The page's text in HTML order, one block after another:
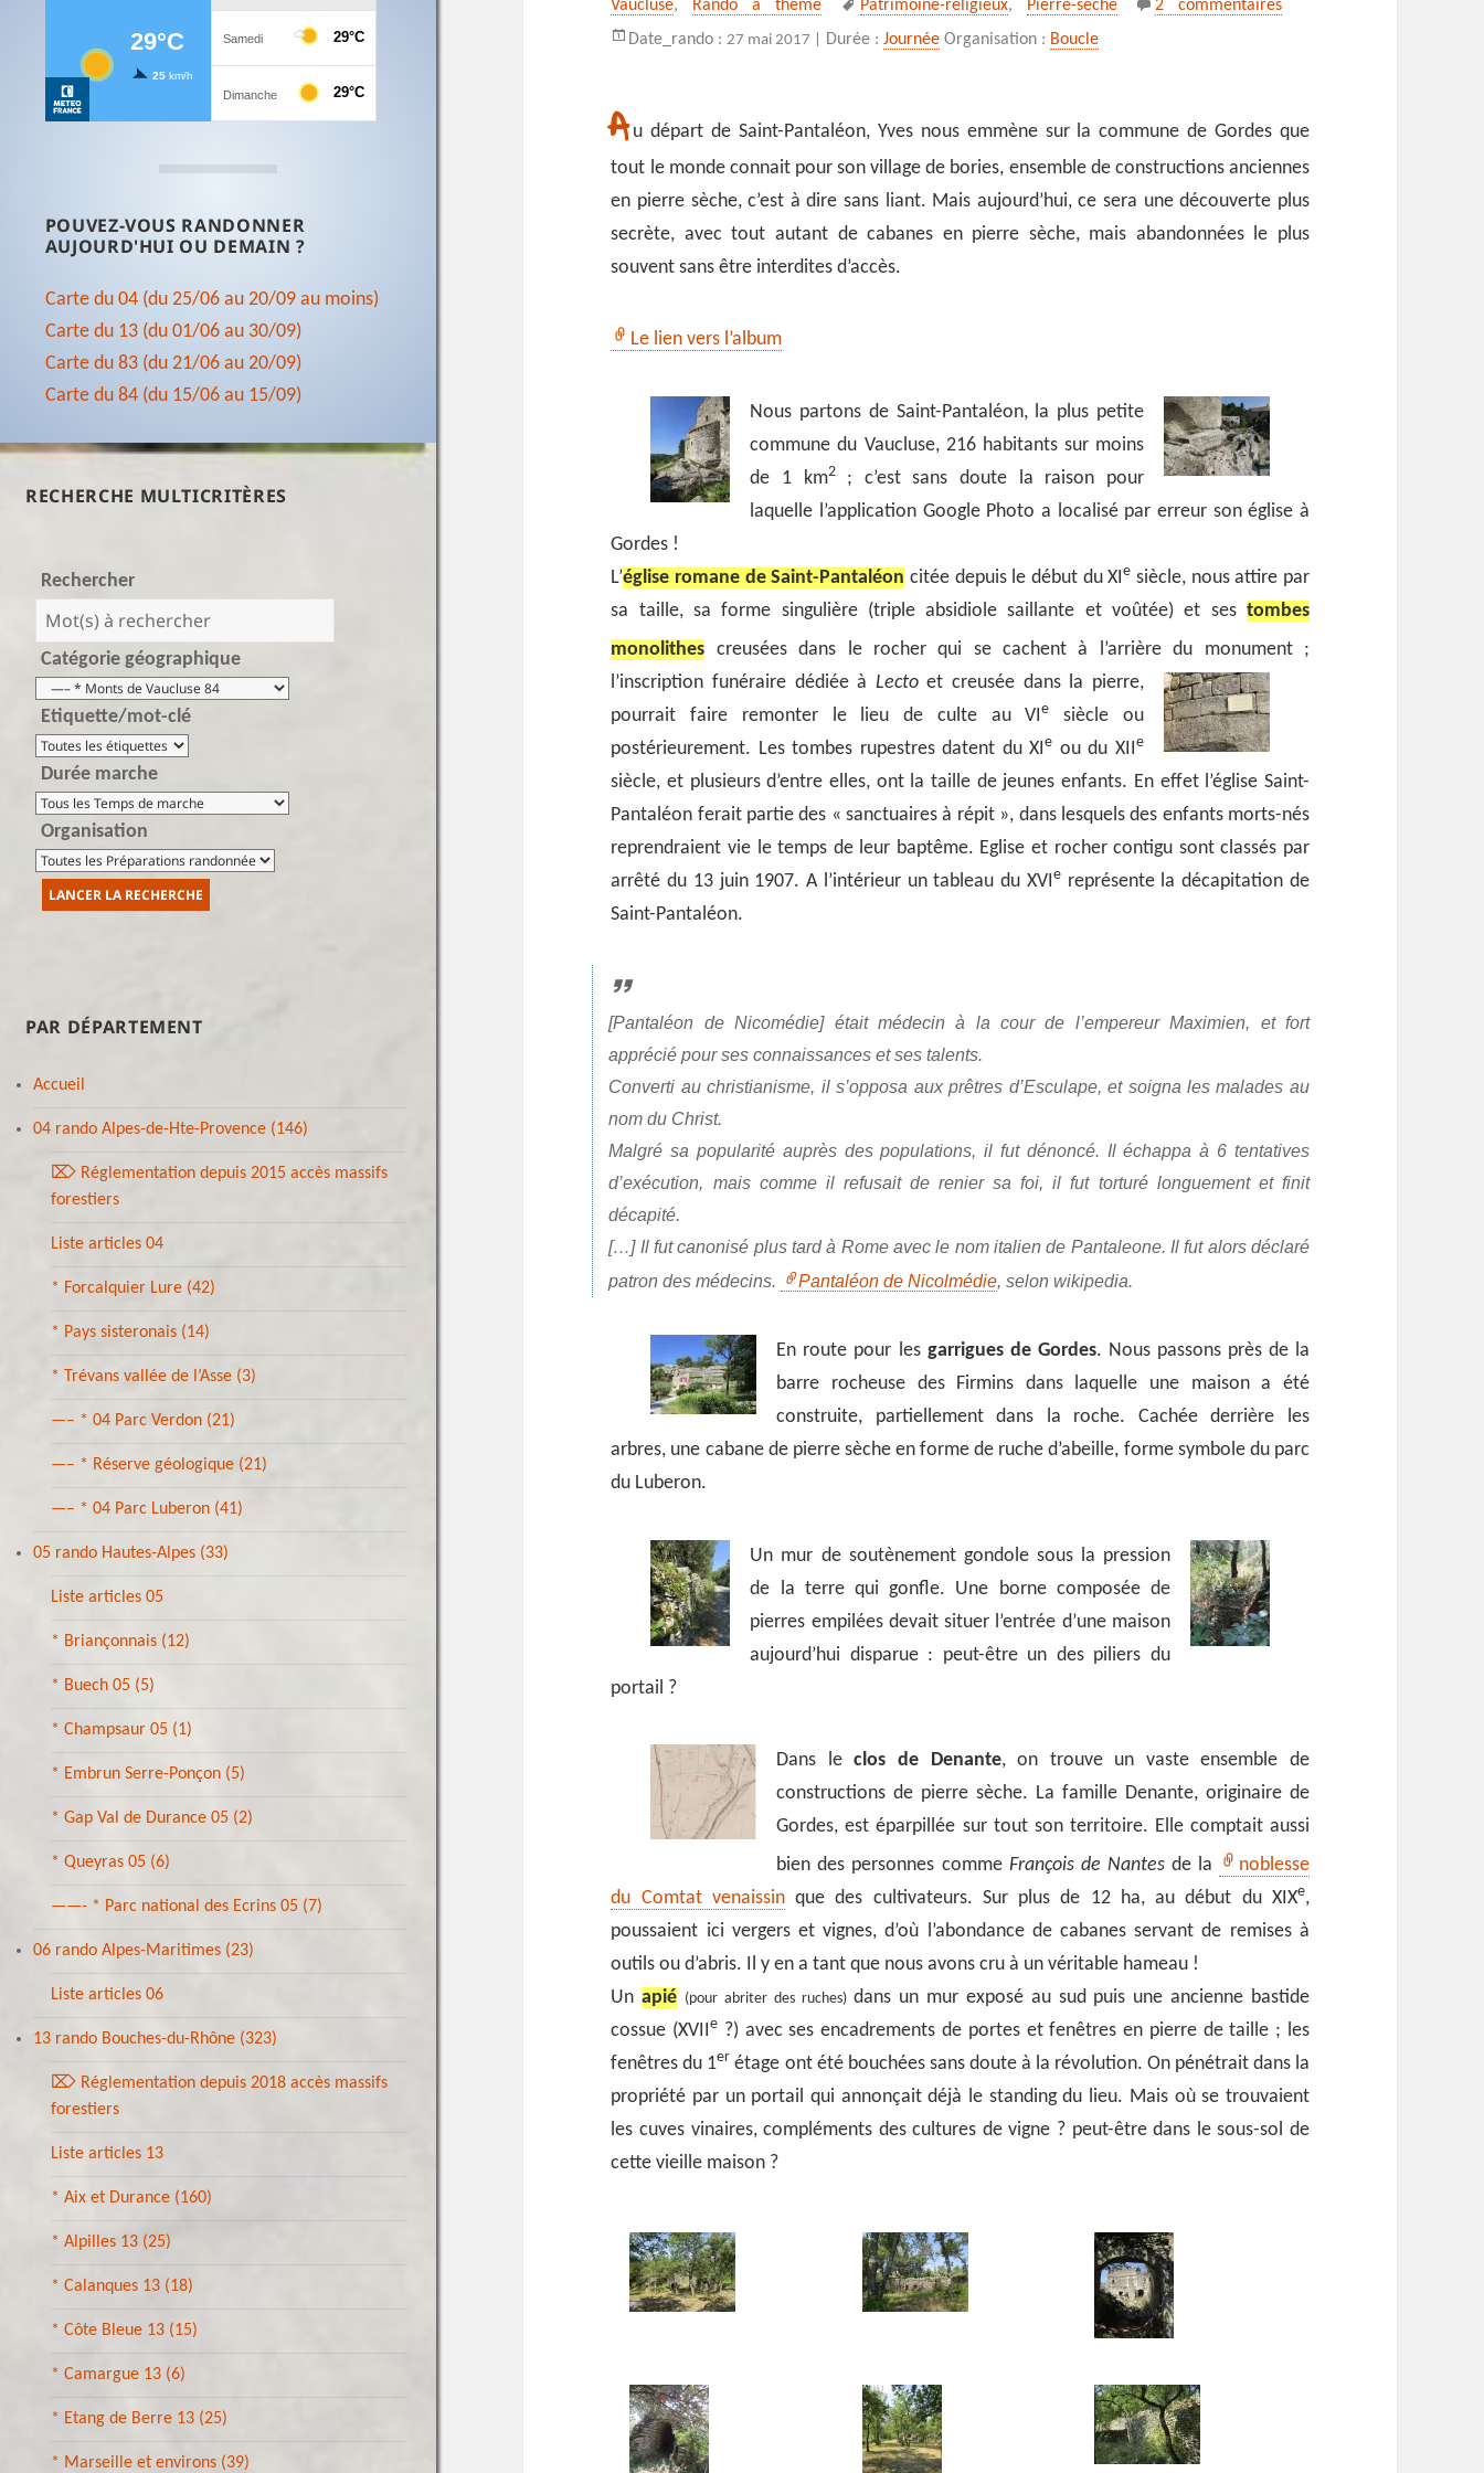
POUVEZ-VOUS RANDONNER
AUJOURD'HUI OU DEMAIN ?
Carte du 04 (du 25/06 au 20/09 au moins)
Carte du 13 (du 01/06 au 30/09)
Carte du 83 (du 21/06 au 20/09)
Carte du 84 (du 15/06 au 15/09)
RECHERCHE MULTICRITÈRES
Rechercher
Catégorie géographique
Etiquette/mot-clé
Durée marche
Organisation
PAR DÉPARTEMENT
Accueil
04 rando Alpes-de-Hte-Provence (146)
⌦ Réglementation depuis 2015 accès massifs
forestiers
Liste articles 04
* Forcalquier Lure (42)
* Pays sisteronais (14)
* Trévans vallée de l’Asse (3)
—– * 04 Parc Verdon (21)
—– * Réserve géologique (21)
—– * 04 Parc Luberon (41)
05 rando Hautes-Alpes (33)
Liste articles 05
* Briançonnais (12)
* Buech 05 (5)
* Champsaur 05 (1)
* Embrun Serre-Ponçon (5)
* Gap Val de Durance 05 (2)
* Queyras 05 (6)
——- * Parc national des Ecrins 05 (7)
06 rando Alpes-Maritimes (23)
Liste articles 06
13 rando Bouches-du-Rhône (323)
⌦ Réglementation depuis 2018 accès massifs
forestiers
Liste articles 13
* Aix et Durance (160)
* Alpilles 13 (25)
* Calanques 13 (18)
* Côte Bleue 13 (15)
* Camargue 13 (6)
* Etang de Berre 13 (25)
* Marseille et environs (39)
Vaucluse, Rando à thème
clés
Patrimoine-religieux, Pierre-sèche 2 commentaires
Date_rando :27 mai 2017 | Durée :Journée Organisation : Boucle
A u départ de Saint-Pantaléon, Yves nous emmène sur la commune de Gordes que
tout le monde connait pour son village de bories, ensemble de constructions anciennes
en pierre sèche, c’est à dire sans liant. Mais aujourd’hui, ce sera une découverte plus
secrète, avec tout autant de cabanes en pierre sèche, mais abandonnées le plus
souvent sans être interdites d’accès.
Le lien vers l’album
Nous partons de Saint-Pantaléon, la plus petite
commune du Vaucluse, 216 habitants sur moins
de 1 km2; c’est sans doute la raison pour
laquelle l’application Google Photo a localisé par erreur son église à
Gordes !
L’église romane de Saint-Pantaléon citée depuis le début du XIe siècle, nous attire par
sa taille, sa forme singulière (triple absidiole saillante et voûtée) et ses tombes
monolithes creusées dans le rocher qui se cachent à l’arrière du monument ;
l’inscription funéraire dédiée à Lectoet creusée dans la pierre,
pourrait faire remonter le lieu de culte au VIe
siècle ou
postérieurement. Les tombes rupestres datent du XIe ou du XII e
siècle, et plusieurs d’entre elles, ont la taille de jeunes enfants. En effet l’église Saint-
Pantaléon ferait partie des « sanctuaires à répit », dans lesquels des enfants morts-nés
reprendraient vie le temps de leur baptême. Eglise et rocher contigu sont classés par
arrêté du 13 juin 1907. A l’intérieur un tableau du XVI ereprésente la décapitation de
Saint-Pantaléon.
[Pantaléon de Nicomédie] était médecin à la cour de l’empereur Maximien, et fort
apprécié pour ses connaissances et ses talents.
Converti au christianisme, il s’opposa aux prêtres d’Esculape, et soigna les malades au
nom du Christ.
Malgré sa popularité auprès des populations, il fut dénoncé. Il échappa à 6 tentatives
d’exécution, mais comme il refusait de renier sa foi, il fut torturé longuement et finit
décapité.
[…] Il fut canonisé plus tard à Rome avec le nom italien de Pantaleone. Il fut alors déclaré
patron des médecins.
Pantaléon de Nicolmédie, selon wikipedia.
En route pour les garrigues de Gordes. Nous passons près de la
barre rocheuse des Firmins dans laquelle une maison a été
construite, partiellement dans la roche. Cachée derrière les
arbres, une cabane de pierre sèche en forme de ruche d’abeille, forme symbole du parc
du Luberon.
Un mur de soutènement gondole sous la pression
de la terre qui gonfle. Une borne composée de
pierres empilées devait situer l’entrée d’une maison
aujourd’hui disparue : peut-être un des piliers du
portail ?
Dans leclos de Denante, on trouve un vaste ensemble de
constructions de pierre sèche. La famille Denante, originaire de
Gordes, est éparpillée sur tout son territoire. Elle comptait aussi
bien des personnes comme François de Nantesde la
noblesse
du Comtat venaissinque des cultivateurs. Sur plus de 12 ha, au début du XIXe,
poussaient ici vergers et vignes, d’où l’abondance de cabanes servant de remises à
outils ou d’abris. Il y en a tant que nous avons cru à un véritable hameau !
Unapié (pour abriter des ruches)dans un mur exposé au sud puis une ancienne bastide
cossue (XVIIe ?) avec ses encadrements de portes et fenêtres en pierre de taille ; les
fenêtres du 1er étage ont été bouchées sans doute à la révolution. On pénétrait dans la
propriété par un portail qui annonçait déjà le standing du lieu. Mais où se trouvaient
les cuves vinaires, compléments des cultures de vigne ? peut-être dans le sous-sol de
cette vieille maison ?